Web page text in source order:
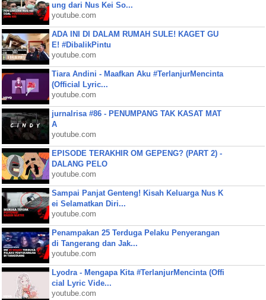
ung dari Nus Kei So...
youtube.com
ADA INI DI DALAM RUMAH SULE! KAGET GU
E! #DibalikPintu
youtube.com
Tiara Andini - Maafkan Aku #TerlanjurMencinta
(Official Lyric...
youtube.com
jurnalrisa #86 - PENUMPANG TAK KASAT MAT
A
youtube.com
EPISODE TERAKHIR OM GEPENG? (PART 2) -
DALANG PELO
youtube.com
Sampai Panjat Genteng! Kisah Keluarga Nus K
ei Selamatkan Diri...
youtube.com
Penampakan 25 Terduga Pelaku Penyerangan
di Tangerang dan Jak...
youtube.com
Lyodra - Mengapa Kita #TerlanjurMencinta (Offi
cial Lyric Vide...
youtube.com